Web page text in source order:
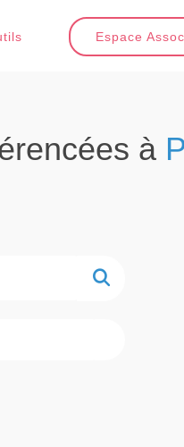
Espace
à